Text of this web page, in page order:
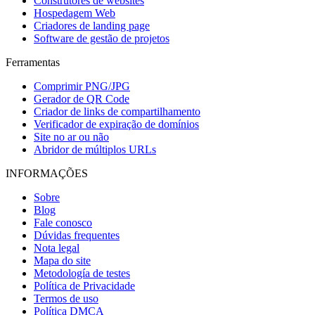
Hospedagem Web
Criadores de landing page
Software de gestão de projetos
Ferramentas
Comprimir PNG/JPG
Gerador de QR Code
Criador de links de compartilhamento
Verificador de expiração de domínios
Site no ar ou não
Abridor de múltiplos URLs
INFORMAÇÕES
Sobre
Blog
Fale conosco
Dúvidas frequentes
Nota legal
Mapa do site
Metodología de testes
Política de Privacidade
Termos de uso
Política DMCA